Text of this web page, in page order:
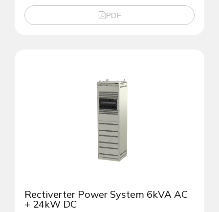
PDF
Rectiverter Power System 6kVA AC
+ 24kW DC